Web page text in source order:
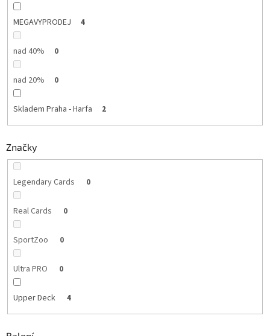
MEGAVYPRODEJ 4
nad 40% 0
nad 20% 0
Skladem Praha - Harfa 2
Značky
Legendary Cards 0
Real Cards 0
SportZoo 0
Ultra PRO 0
Upper Deck 4